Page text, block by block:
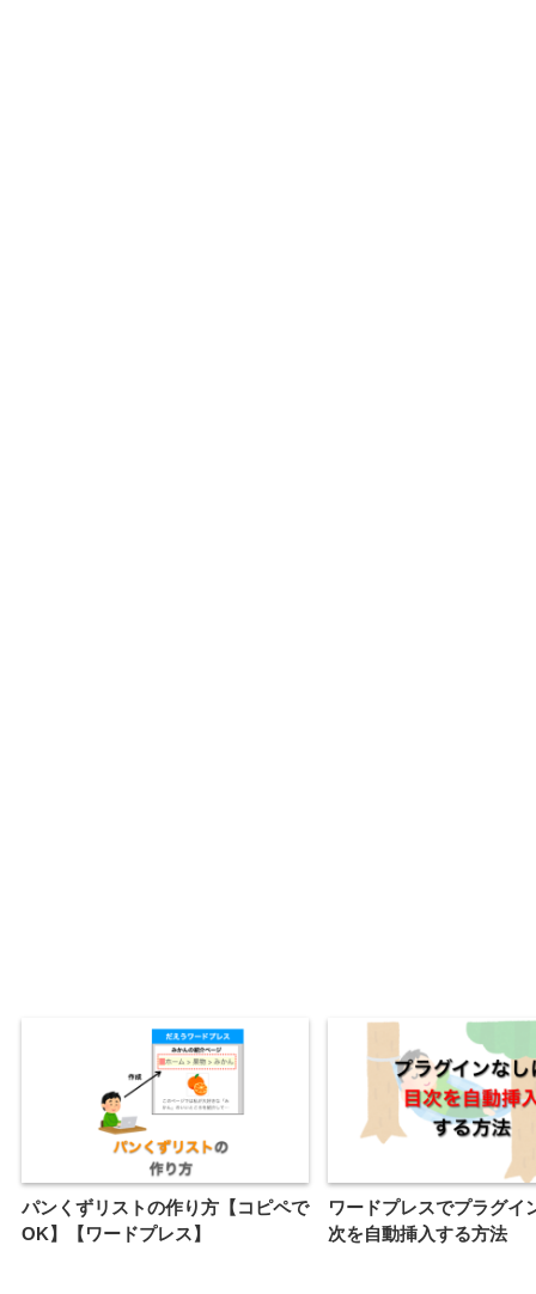
パンくずリストの作り方【コピペで
OK】【ワードプレス】
ワードプレスでプラグイ
次を自動挿入する方法